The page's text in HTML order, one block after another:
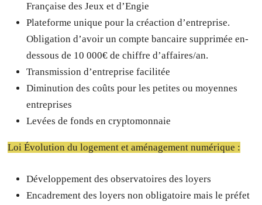
Française des Jeux et d’Engie
Plateforme unique pour la créaction d’entreprise.
Obligation d’avoir un compte bancaire supprimée en-
dessous de 10 000€ de chiffre d’affaires/an.
Transmission d’entreprise facilitée
Diminution des coûts pour les petites ou moyennes
entreprises
Levées de fonds en cryptomonnaie
Loi Évolution du logement et aménagement numérique :
Développement des observatoires des loyers
Encadrement des loyers non obligatoire mais le préfet